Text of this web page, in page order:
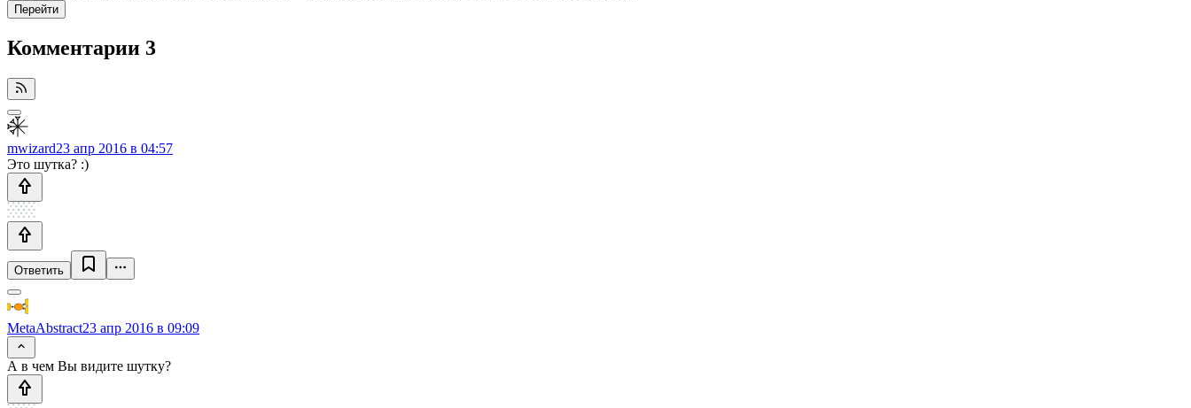
Перейти
Комментарии 3
mwizard23 апр 2016 в 04:57
Это шутка? :)
Ответить
MetaAbstract23 апр 2016 в 09:09
А в чем Вы видите шутку?